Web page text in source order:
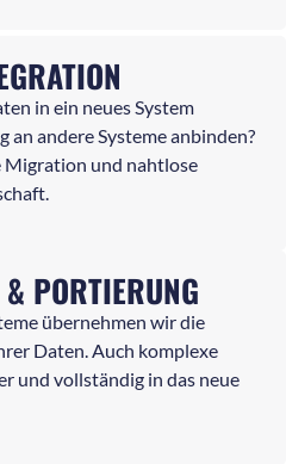
in ein neues System
an andere Systeme anbinden?
Migration und nahtlose
PORTIERUNG
übernehmen wir die
Daten. Auch komplexe
und vollständig in das neue